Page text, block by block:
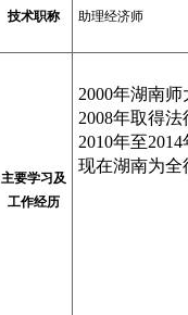
技术职称 助理经济师
主要学习及
工作经历
2000年湖南师
2008年取得法
2010年至2014
现在湖南为全